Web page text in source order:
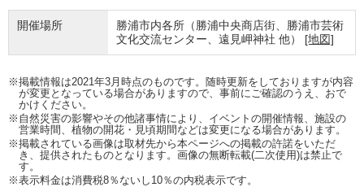
開催場所
勝浦市内各所（勝浦中央商店街、勝浦市芸術
文化交流センター、遠見岬神社 他） [地図]
※掲載情報は2021年3月時点のものです。随時更新をしておりますが内容
が変更となっている場合がありますので、事前にご確認のうえ、おで
かけください。
※自然災害の影響やその他諸事情により、イベントの開催情報、施設の
営業時間、植物の開花・見頃期間などは変更になる場合があります。
※掲載されている画像は取材先から本ページへの掲載の許諾をいただ
き、提供されたものとなります。画像の無断転載(二次使用)は禁止で
す。
※表示料金は消費税8％ないし10％の内税表示です。